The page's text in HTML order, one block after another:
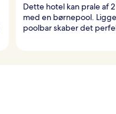
Dette hotel kan prale af
med en børnepool.
poolbar skaber det